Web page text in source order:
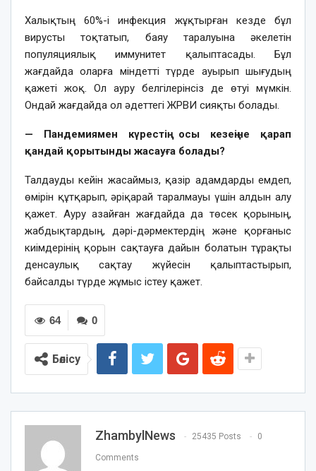
Халықтың 60%-і инфекция жұқтырған кезде бұл
вирусты тоқтатып, баяу таралуына әкелетін
популяциялық иммунитет қалыптасады. Бұл
жағдайда оларға міндетті түрде ауырып шығудың
қажеті жоқ. Ол ауру белгілерінсіз де өтуі мүмкін.
Ондай жағдайда ол әдеттегі ЖРВИ сияқты болады.
— Пандемиямен күрестің осы кезеңіне қарап
қандай қорытынды жасауға болады?
Талдауды кейін жасаймыз, қазір адамдарды емдеп,
өмірін құтқарып, әріқарай таралмауы үшін алдын алу
қажет. Ауру азайған жағдайда да төсек қорының,
жабдықтардың, дәрі-дәрмектердің және қорғаныс
киімдерінің қорын сақтауға дайын болатын тұрақты
денсаулық сақтау жүйесін қалыптастырып,
байсалды түрде жұмыс істеу қажет.
0
64
Бөлісу
ZhambylNews 25435 Posts 0
Comments